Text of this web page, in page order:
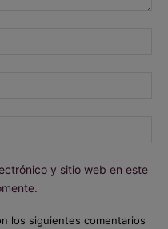
y sitio web en este
los siguientes comentarios